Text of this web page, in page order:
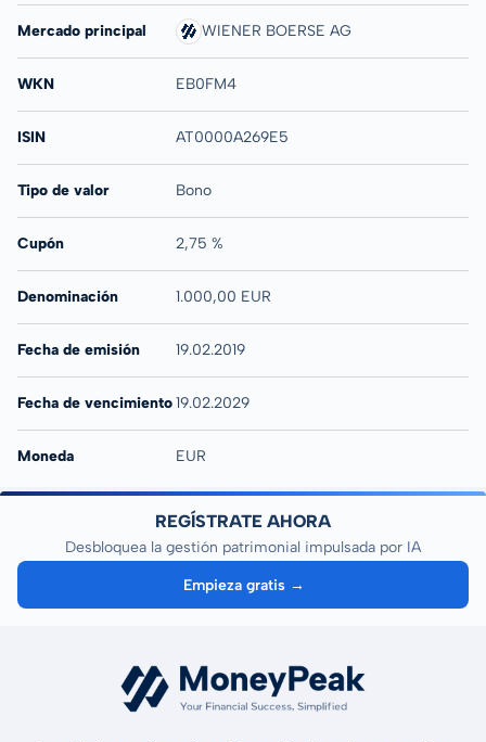
Mercado principal WIENER BOERSE AG
WKN EB0FM4
ISIN AT0000A269E5
Tipo de valor Bono
Cupón 2,75 %
Denominación 1.000,00 EUR
Fecha de emisión 19.02.2019
Fecha de vencimiento19.02.2029
Moneda EUR
REGÍSTRATE AHORA
Desbloquea la gestión patrimonial impulsada por IA
Empieza gratis →